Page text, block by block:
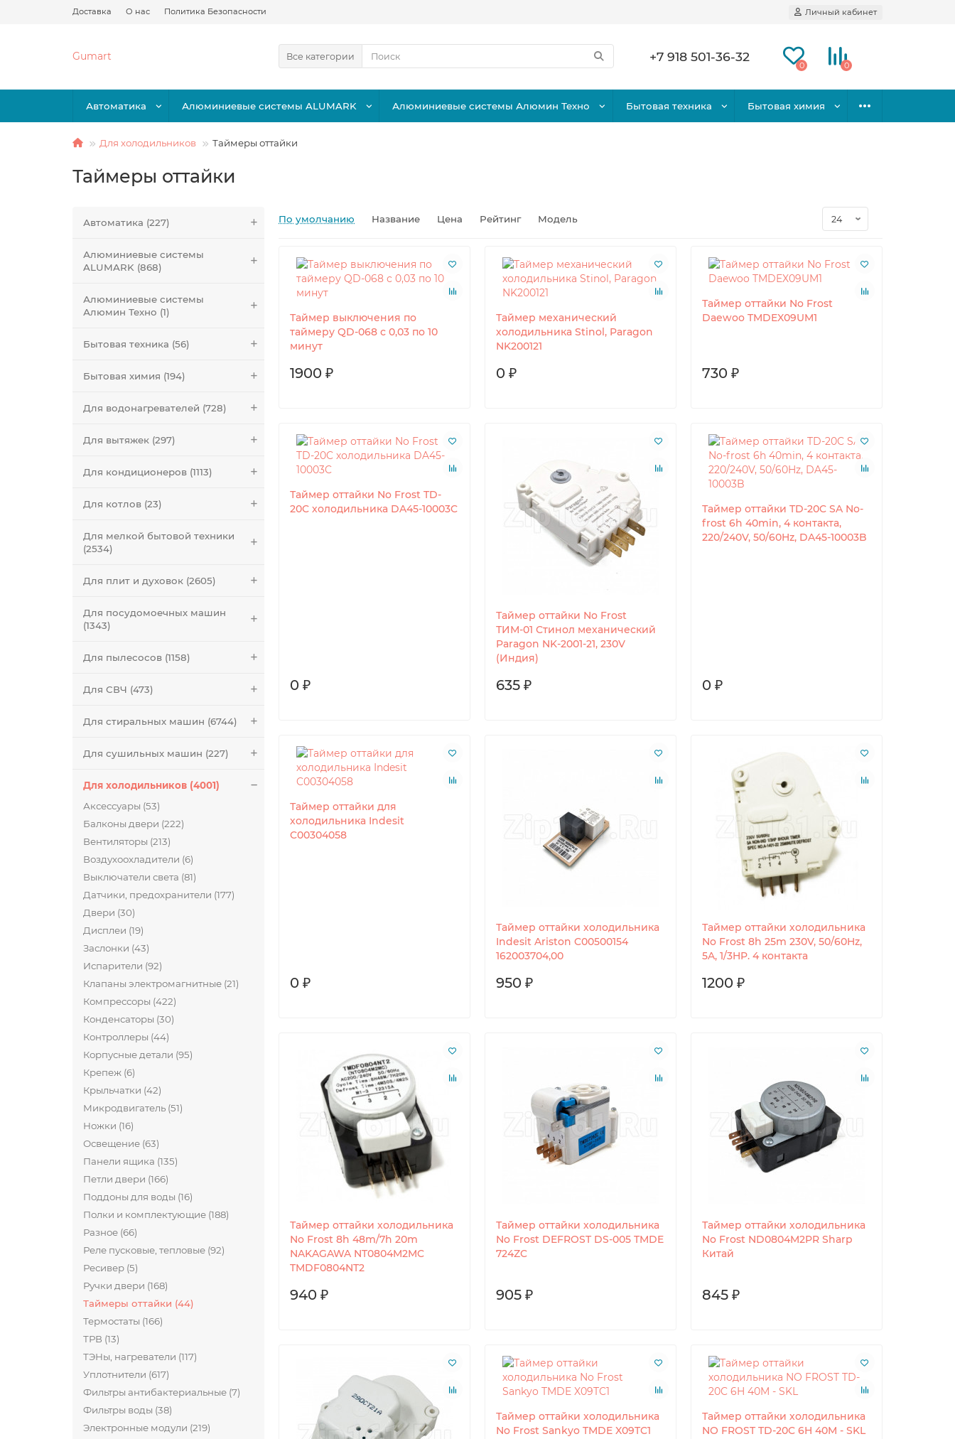
Доставка О нас Политика Безопасности Личный кабинет
Gumart Все категории +7 918 501-36-32
0 0
Автоматика Алюминиевые системы ALUMARK Алюминиевые системы Алюмин Техно Бытовая техника Бытовая химия
Для холодильников Таймеры оттайки
Таймеры оттайки
Автоматика (227)
Алюминиевые системы
ALUMARK (868)
Алюминиевые системы
Алюмин Техно (1)
Бытовая техника (56)
Бытовая химия (194)
Для водонагревателей (728)
Для вытяжек (297)
Для кондиционеров (1113)
Для котлов (23)
Для мелкой бытовой техники
(2534)
Для плит и духовок (2605)
Для посудомоечных машин
(1343)
Для пылесосов (1158)
Для СВЧ (473)
Для стиральных машин (6744)
Для сушильных машин (227)
Для холодильников (4001)
Аксессуары (53)
Балконы двери (222)
Вентиляторы (213)
Воздухоохладители (6)
Выключатели света (81)
Датчики, предохранители (177)
Двери (30)
Дисплеи (19)
Заслонки (43)
Испарители (92)
Клапаны электромагнитные (21)
Компрессоры (422)
Конденсаторы (30)
Контроллеры (44)
Корпусные детали (95)
Крепеж (6)
Крыльчатки (42)
Микродвигатель (51)
Ножки (16)
Освещение (63)
Панели ящика (135)
Петли двери (166)
Поддоны для воды (16)
Полки и комплектующие (188)
Разное (66)
Реле пусковые, тепловые (92)
Ресивер (5)
Ручки двери (168)
Таймеры оттайки (44)
Термостаты (166)
ТРВ (13)
ТЭНы, нагреватели (117)
Уплотнители (617)
Фильтры антибактериальные (7)
Фильтры воды (38)
Электронные модули (219)
По умолчанию Название Цена Рейтинг Модель
Таймер выключения по
таймеру QD-068 с 0,03 по 10
минут
1900 ₽
Таймер механический
холодильника Stinol, Paragon
NK200121
0 ₽
Таймер оттайки No Frost
Daewoo TMDEX09UM1
730 ₽
Таймер оттайки No Frost TD-
20C холодильника DA45-10003C
0 ₽
Таймер оттайки No Frost
ТИМ-01 Стинол механический
Paragon NK-2001-21, 230V
(Индия)
635 ₽
Таймер оттайки TD-20C SA No-
frost 6h 40min, 4 контакта,
220/240V, 50/60Hz, DA45-10003B
0 ₽
Таймер оттайки для
холодильника Indesit
C00304058
0 ₽
Таймер оттайки холодильника
Indesit Ariston C00500154
162003704,00
950 ₽
Таймер оттайки холодильника
No Frost 8h 25m 230V, 50/60Hz,
5A, 1/3HP. 4 контакта
1200 ₽
Таймер оттайки холодильника
No Frost 8h 48m/7h 20m
NAKAGAWA NT0804M2MC
TMDF0804NT2
940 ₽
Таймер оттайки холодильника
No Frost DEFROST DS-005 TMDE
724ZC
905 ₽
Таймер оттайки холодильника
No Frost ND0804M2PR Sharp
Китай
845 ₽
Таймер оттайки холодильника
No Frost Sankyo TMDE X09TC1
Таймер оттайки холодильника
NO FROST TD-20C 6H 40M - SKL